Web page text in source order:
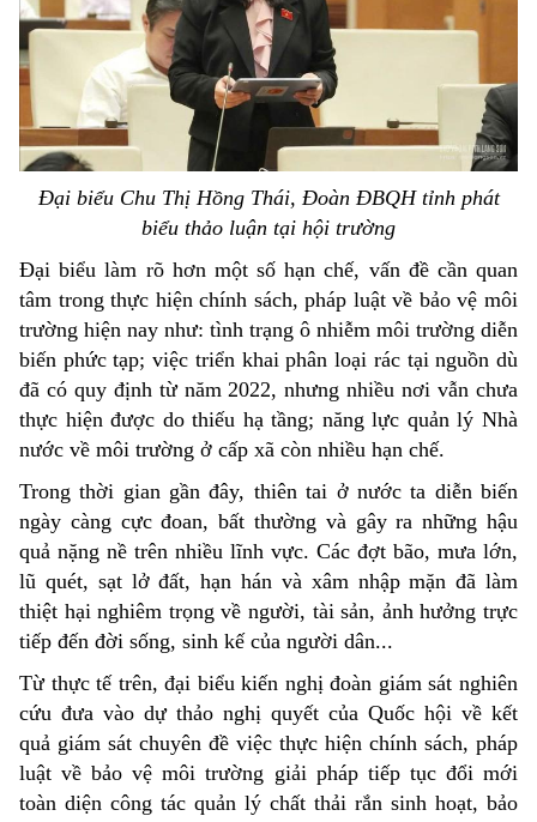
Đại biểu Chu Thị Hồng Thái, Đoàn ĐBQH tỉnh phát
biểu thảo luận tại hội trường
Đại biểu làm rõ hơn một số hạn chế, vấn đề cần quan
tâm trong thực hiện chính sách, pháp luật về bảo vệ môi
trường hiện nay như: tình trạng ô nhiễm môi trường diễn
biến phức tạp; việc triển khai phân loại rác tại nguồn dù
đã có quy định từ năm 2022, nhưng nhiều nơi vẫn chưa
thực hiện được do thiếu hạ tầng; năng lực quản lý Nhà
nước về môi trường ở cấp xã còn nhiều hạn chế.
Trong thời gian gần đây, thiên tai ở nước ta diễn biến
ngày càng cực đoan, bất thường và gây ra những hậu
quả nặng nề trên nhiều lĩnh vực. Các đợt bão, mưa lớn,
lũ quét, sạt lở đất, hạn hán và xâm nhập mặn đã làm
thiệt hại nghiêm trọng về người, tài sản, ảnh hưởng trực
tiếp đến đời sống, sinh kế của người dân...
Từ thực tế trên, đại biểu kiến nghị đoàn giám sát nghiên
cứu đưa vào dự thảo nghị quyết của Quốc hội về kết
quả giám sát chuyên đề việc thực hiện chính sách, pháp
luật về bảo vệ môi trường giải pháp tiếp tục đổi mới
toàn diện công tác quản lý chất thải rắn sinh hoạt, bảo